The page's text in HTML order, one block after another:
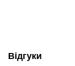
Відгуки